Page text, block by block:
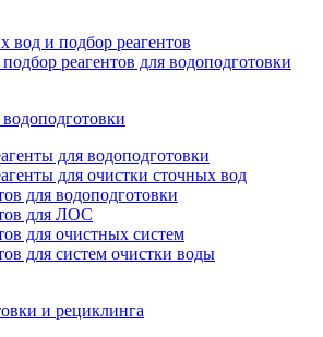
вод и подбор реагентов
реагентов для водоподготовки
для водоподготовки
для очистки сточных вод
для водоподготовки
для ЛОС
для очистных систем
для систем очистки воды
и рециклинга